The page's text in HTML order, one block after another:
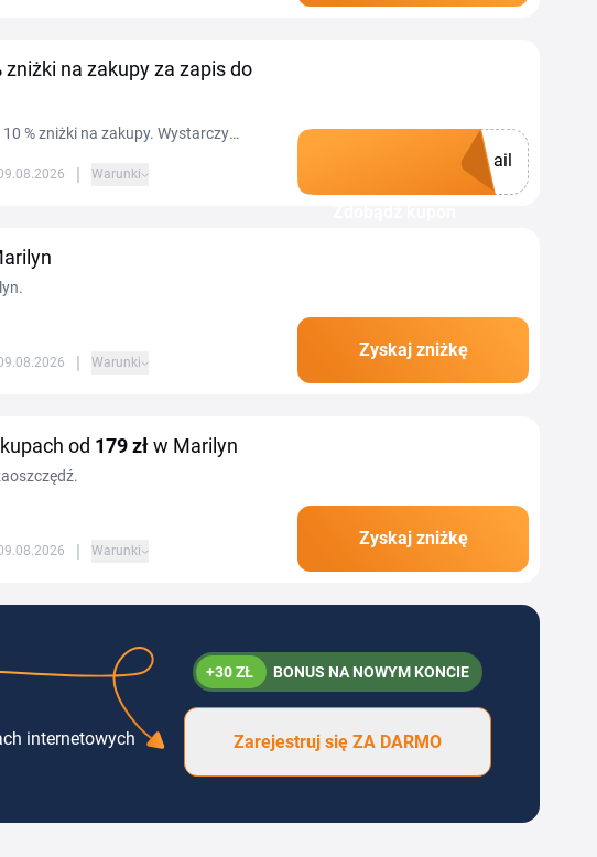
zniżki na zakupy za zapis do
% zniżki na zakupy. Wystarczy
polu, potwierdzić rejestrację w
zapisaniu się otrzymasz powitalny
| Warunki
ail
| Warunki
Zyskaj zniżkę
od 179 złw Marilyn
| Warunki
Zyskaj zniżkę
internetowych
+30 ZŁ BONUS NA NOWYM KONCIE
Zarejestruj się ZA DARMO